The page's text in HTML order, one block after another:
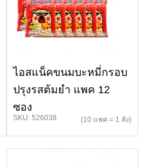
ไอสแน็คขนมบะหมี่กรอบ
ปรุงรสต้มยำ แพค 12
ซอง
SKU: 526038 (10 แพค = 1 ลัง)